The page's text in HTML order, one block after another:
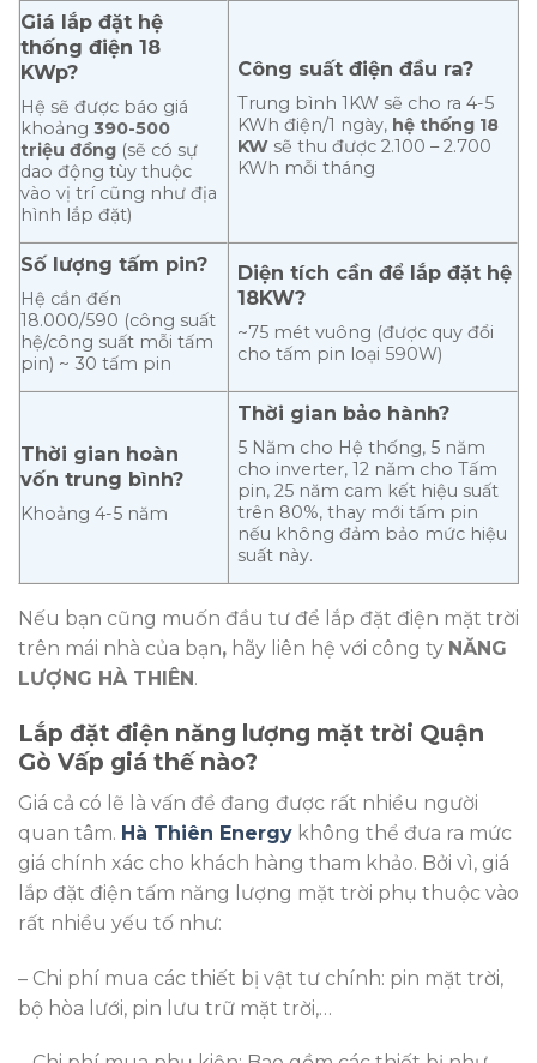
Giá lắp đặt hệ
thống điện 18
KWp?
Hệ sẽ được báo giá
khoảng 390-500
triệu đồng (sẽ có sự
dao động tùy thuộc
vào vị trí cũng như địa
hình lắp đặt)
Công suất điện đầu ra?
Trung bình 1KW sẽ cho ra 4-5
KWh điện/1 ngày, hệ thống 18
KW sẽ thu được 2.100 – 2.700
KWh mỗi tháng
Số lượng tấm pin?
Hệ cần đến
18.000/590 (công suất
hệ/công suất mỗi tấm
pin) ~ 30 tấm pin
Diện tích cần để lắp đặt hệ
18KW?
~75 mét vuông (được quy đổi
cho tấm pin loại 590W)
Thời gian hoàn
vốn trung bình?
Khoảng 4-5 năm
Thời gian bảo hành?
5 Năm cho Hệ thống, 5 năm
cho inverter, 12 năm cho Tấm
pin, 25 năm cam kết hiệu suất
trên 80%, thay mới tấm pin
nếu không đảm bảo mức hiệu
suất này.
Nếu bạn cũng muốn đầu tư để lắp đặt điện mặt trời
trên mái nhà của bạn, hãy liên hệ với công ty NĂNG
LƯỢNG HÀ THIÊN .
Lắp đặt điện năng lượng mặt trời Quận
Gò Vấp giá thế nào?
Giá cả có lẽ là vấn đề đang được rất nhiều người
quan tâm. Hà Thiên Energy không thể đưa ra mức
giá chính xác cho khách hàng tham khảo. Bởi vì, giá
lắp đặt điện tấm năng lượng mặt trời phụ thuộc vào
rất nhiều yếu tố như:
– Chi phí mua các thiết bị vật tư chính: pin mặt trời,
bộ hòa lưới, pin lưu trữ mặt trời,…